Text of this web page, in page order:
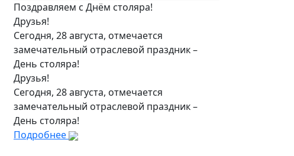
Поздравляем с Днём столяра!
Друзья!
Сегодня, 28 августа, отмечается
замечательный отраслевой праздник –
День столяра!
Друзья!
Сегодня, 28 августа, отмечается
замечательный отраслевой праздник –
День столяра!
Подробнее